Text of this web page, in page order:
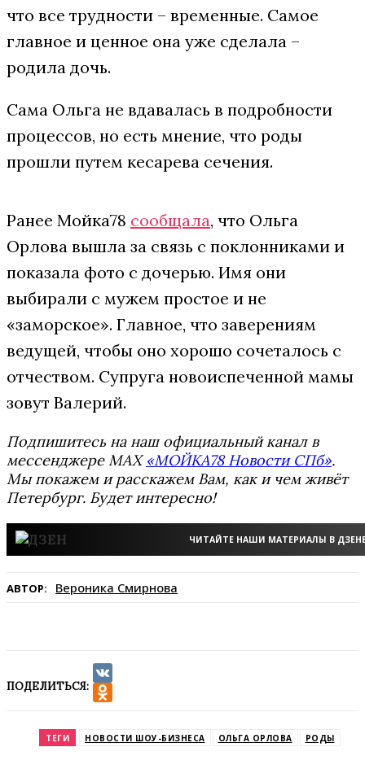
что все трудности – временные. Самое
главное и ценное она уже сделала –
родила дочь.
Сама Ольга не вдавалась в подробности
процессов, но есть мнение, что роды
прошли путем кесарева сечения.
Ранее Мойка78 сообщала, что Ольга
Орлова вышла за связь с поклонниками и
показала фото с дочерью. Имя они
выбирали с мужем простое и не
«заморское». Главное, что заверениям
ведущей, чтобы оно хорошо сочеталось с
отчеством. Супруга новоиспеченной мамы
зовут Валерий.
Подпишитесь на наш официальный канал в
мессенджере MAX«МОЙКА78 Новости СПб».
Мы покажем и расскажем Вам, как и чем живёт
Петербург. Будет интересно!
ЧИТАЙТЕ НАШИ МАТЕРИАЛЫ В
АВТОР: Вероника Смирнова
ПОДЕЛИТЬСЯ:
VK
ТЕГИ НОВОСТИ ШОУ-БИЗНЕСА ОЛЬГА ОРЛОВА РОДЫ